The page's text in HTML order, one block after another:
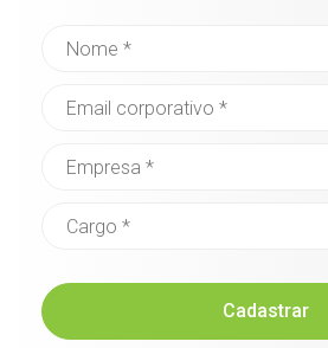
Cadastrar